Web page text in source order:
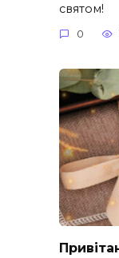
святом!
0